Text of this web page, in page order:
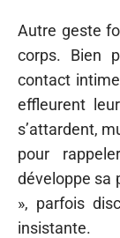
Autre geste
corps. Bien
contact
effleurent
s’attardent,
pour
développe sa
», parfois
insistante.